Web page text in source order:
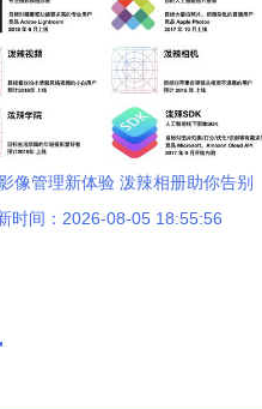
像管理新体验 泼辣相册助你告别
杂乱无章
时间：2026-08-05 18:55:56